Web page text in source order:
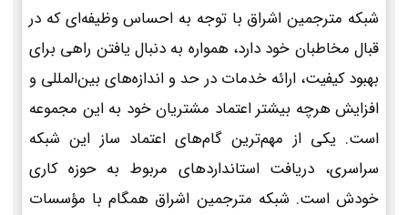
شبکه مترجمین اشراق با توجه به احساس وظیفه‌ای که در
قبال مخاطبان خود دارد، همواره به دنبال یافتن راهی برای
بهبود کیفیت، ارائه خدمات در حد و اندازه‌های بین‌المللی و
افزایش هرچه بیشتر اعتماد مشتریان خود به این مجموعه
است. یکی از مهم‌ترین گام‌های اعتماد ساز این شبکه
سراسری، دریافت استانداردهای مربوط به حوزه کاری
خودش است. شبکه مترجمین اشراق همگام با مؤسسات